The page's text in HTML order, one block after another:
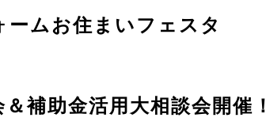
ームお住まいフェスタ
補助金活用大相談会開催！